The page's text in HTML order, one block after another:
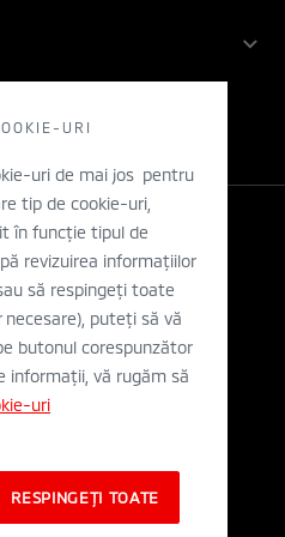
Personal
URI
uri de mai jos pentru
tip de cookie-uri,
în funcție tipul de
revizuirea informațiilor
să respingeți toate
puteți să vă
butonul corespunzător
informații, vă rugăm să
uri
RESPINGEȚI TOATE